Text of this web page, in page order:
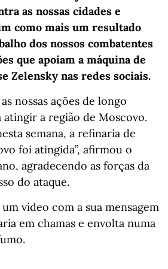
as nossas cidades e
como mais um resultado
dos nossos combatentes
que apoiam a máquina de
Zelensky nas redes sociais.
nossas ações de longo
atingir a região de Moscovo.
semana, a refinaria de
foi atingida”, afirmou o
agradecendo as forças da
do ataque.
vídeo com a sua mensagem
em chamas e envolta numa